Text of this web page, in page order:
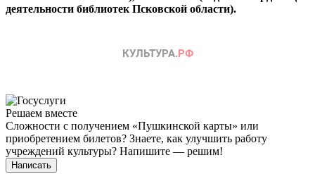
деятельности библиотек Псковской области).
Решаем вместе
Сложности с получением «Пушкинской карты» или
приобретением билетов? Знаете, как улучшить работу
учреждений культуры? Напишите — решим!
Написать